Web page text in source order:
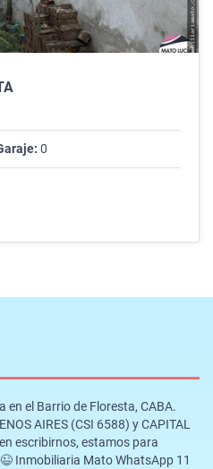
0
el Barrio de Floresta, CABA.
AIRES (CSI 6588) y CAPITAL
escribirnos, estamos para
Inmobiliaria Mato WhatsApp 11